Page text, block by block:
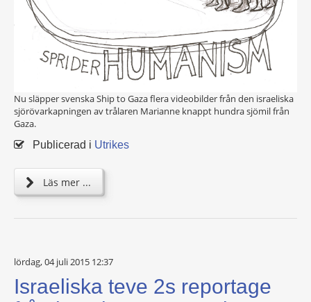
Nu släpper svenska Ship to Gaza flera videobilder från den israeliska
sjörövarkapningen av trålaren Marianne knappt hundra sjömil från
Gaza.
Publicerad i Utrikes
Läs mer ...
lördag, 04 juli 2015 12:37
Israeliska teve 2s reportage